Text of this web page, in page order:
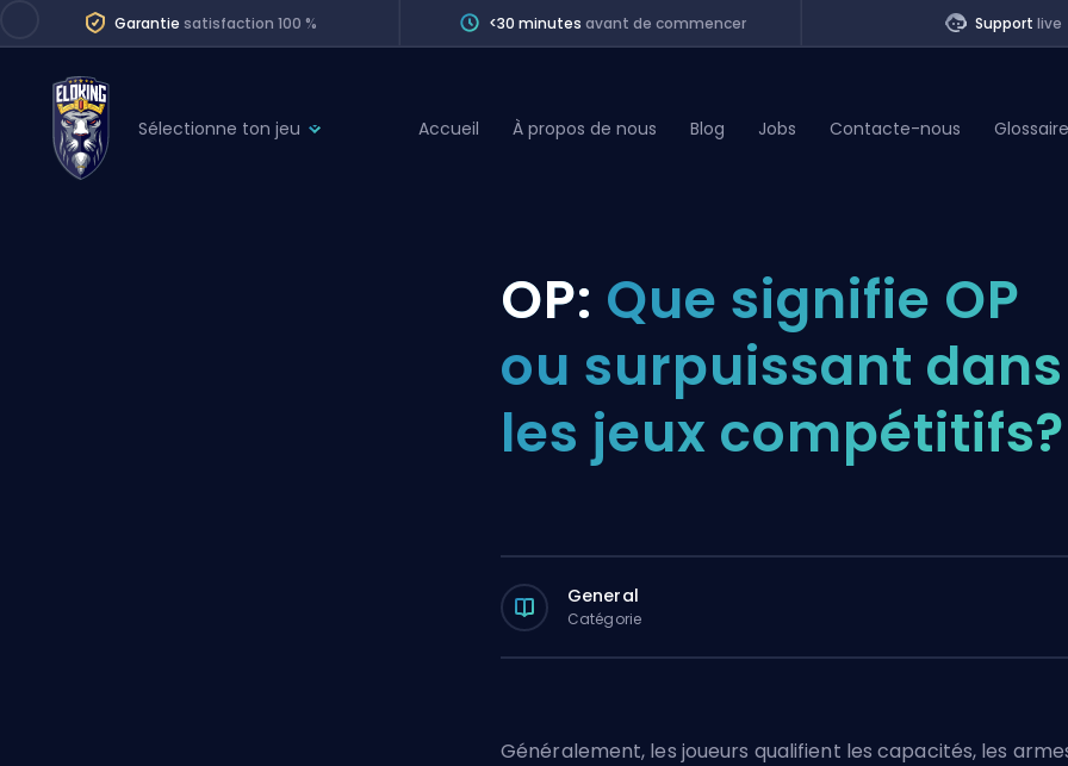
Garantie satisfaction 100 % <30 minutes avant de commencer Support live
Sélectionne ton jeu
Division Boost
Accueil À propos de nous Blog Jobs Contacte-nous Glossaire
OP: Que signifie OP
ou surpuissant dans
les jeux compétitifs?
General
Catégorie
Généralement, les joueurs qualifient les capacités, les